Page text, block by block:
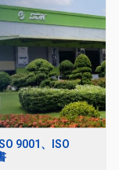
9001、ISO